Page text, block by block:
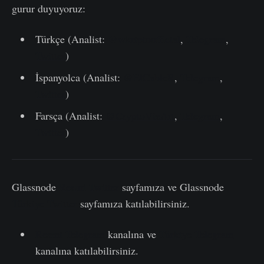
gurur duyuyoruz:
Türkçe (Analist: ,
,
)
İspanyolca (Analist:
,
,
)
Farsça (Analist:
,
,
)
Glassnode
sayfamıza ve Glassnode
sayfamıza katılabilirsiniz.
kanalına ve
kanalına katılabilirsiniz.